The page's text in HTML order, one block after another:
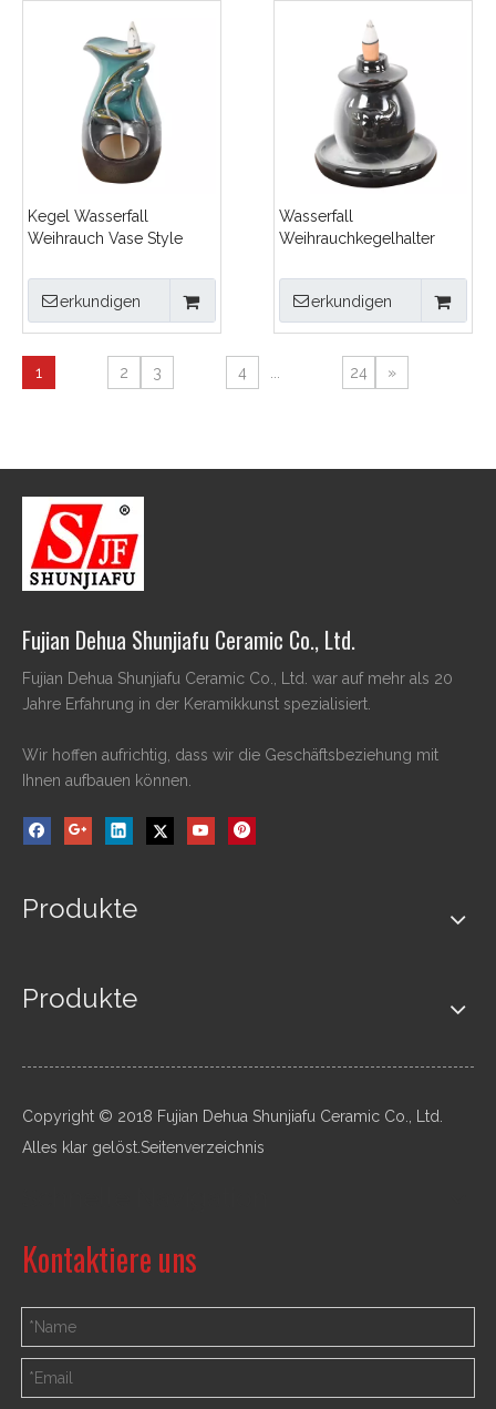
Kegel Wasserfall
Weihrauch Vase Style
Weihrauch Brenner
erkundigen
Wasserfall
Weihrauchkegelhalter
Weihrauch Brenner
erkundigen
1 2 3 4 24 »
Fujian Dehua Shunjiafu Ceramic Co., Ltd.
Fujian Dehua Shunjiafu Ceramic Co., Ltd. war auf mehr als 20
Jahre Erfahrung in der Keramikkunst spezialisiert.
Wir hoffen aufrichtig, dass wir die Geschäftsbeziehung mit
Ihnen aufbauen können.
Produkte
Produkte
Copyright © 2018 Fujian Dehua Shunjiafu Ceramic Co., Ltd.
Alles klar gelöst. Seitenverzeichnis
Kontaktiere uns